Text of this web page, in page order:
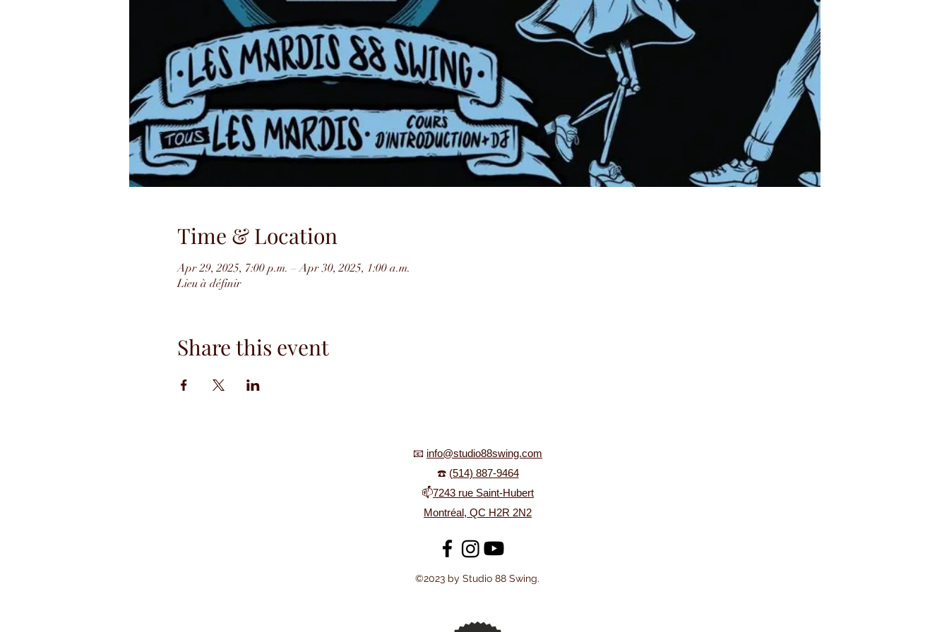
Time & Location
Apr 29, 2025, 7:00 p.m. – Apr 30, 2025, 1:00 a.m.
Lieu à définir
Share this event
📧 info@studio88swing.com
☎️ (514) 887-9464
📫7243 rue Saint-Hubert
Montréal, QC H2R 2N2
©2023 by Studio 88 Swing.